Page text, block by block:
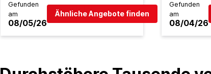
Gefunden
am
08/05/26
Ähnliche Angebote finden
Gefunden
am
08/04/26